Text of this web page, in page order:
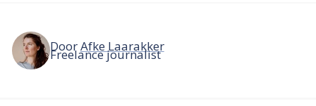
DoorAfke Laarakker
Freelance journalist